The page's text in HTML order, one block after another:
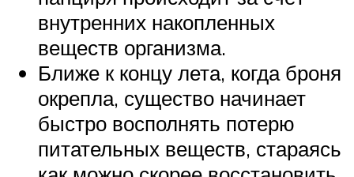
внутренних накопленных
веществ организма.
Ближе к концу лета, когда броня
окрепла, существо начинает
быстро восполнять потерю
питательных веществ, стараясь